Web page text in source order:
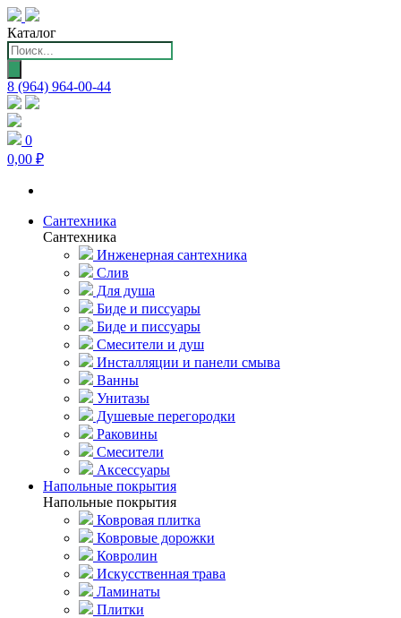
Каталог
Поиск
товаров
8 (964) 964-00-44
0
0,00 ₽
Сантехника
Сантехника
Инженерная сантехника
Слив
Для душа
Биде и писсуары
Биде и писсуары
Смесители и душ
Инсталляции и панели смыва
Ванны
Унитазы
Душевые перегородки
Раковины
Смесители
Аксессуары
Напольные покрытия
Напольные покрытия
Ковровая плитка
Ковровые дорожки
Ковролин
Искусственная трава
Ламинаты
Плитки